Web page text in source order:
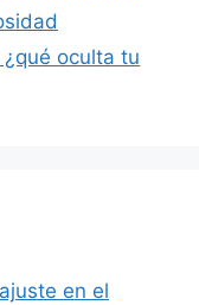
oculta tu
en el